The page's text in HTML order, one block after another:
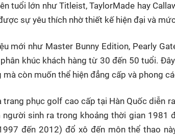
tuổi lớn như Titleist, TaylorMade hay
sự yêu thích nhờ thiết kế hiện đại và
mới như Master Bunny Edition, Pearly
khúc khách hàng từ 30 đến 50 tuổi.
còn muốn thể hiện đẳng cấp và phong
trang phục golf cao cấp tại Hàn Quốc diễn
sinh ra trong khoảng thời gian 1981
đến 2012) đổ xô đến môn thể thao